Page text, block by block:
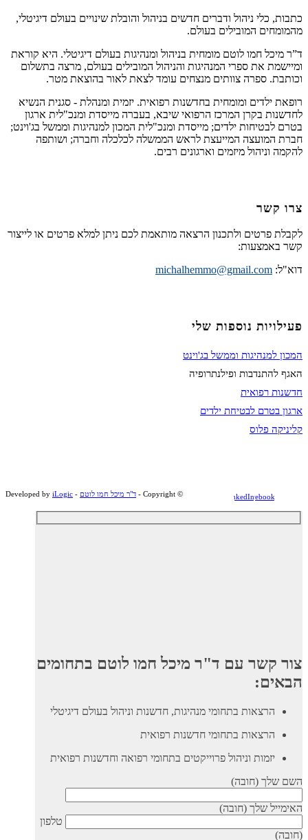
כתבות, כלי ניהול ודברים חדשים בניהול והובלת שינויים בעולם דיגיטלי,
מהמומחים המובילים בעולם.
ד”ר מיכל חמו לוטם מומחית בניהול ומנהיגות בעולם דיגיטלי. היא קוראת
ומיישמת את ספרי המנהיגות והניהול המובילים בעולם, מרצה בתשלום
וכותבת. ספרה צוותים מנצחים עומד לצאת לאור בהוצאת מטר.
רופאת ילדים ומומחית בחדשנות רפואית. יזמית ומנהלת - סגנית הנשיא
לחדשנות בקרן המרכז הרפואי שיבא, בעברה מייסדת ומנכ"לית ארגון
בטרם לבטיחות ילדים; מייסדת ומנכ"לית המכון למנהיגות וממשל בג'וינט;
חברת המועצה המייעצת לראש הממשלה לכלכלה וחברה; ושותפה
להקמה וניהול מיזמים וארגונים רבים.
צרו קשר
לקבלת פרטים ולתכנון הרצאה מותאמת לכם ניתן למלא פרטים או לייצור
קשר באמצעות:
דוא"ל: michalhemmo@gmail.com
פעילויות נוספות שלי
המכון למנהיגות וממשל בג'וינט
האגף להתנדבות ופילנתרופיה
חדשנות רפואית
ארגון בטרם לבטיחת ילדים
קליניקה פלוס
© ‫Copyright - ד"ר מיכל חמו לוטם - Developed by
iLogic LinkedInFacebook
צור קשר עם ד"ר מיכל חמו לוטם בתחומים
הבאים:
הרצאות בתחומי מנהיגות, חדשנות וניהול בעולם דיגיטלי
הרצאות בתחומי חדשנות רפואית
יזמות וניהול פרוייקטים בתחומי רפואה וחדשנות רפואית
השם שלך (חובה)
האימייל שלך (חובה)
טלפון
(חובה)